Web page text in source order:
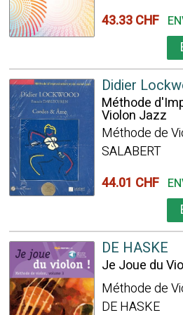
43.33 CHF
Didier
Méthode
Violon Jazz
Méthode de
SALABERT
44.01 CHF
DE HASKE
Je Joue du
Méthode de
DE HASKE